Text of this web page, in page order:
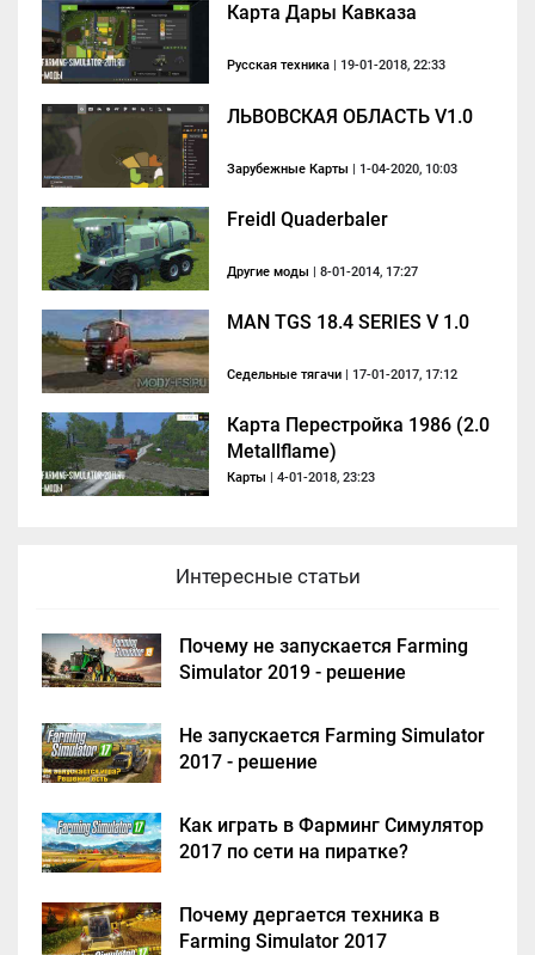
Карта Дары Кавказа
Русская техника | 19-01-2018, 22:33
ЛЬВОВСКАЯ ОБЛАСТЬ V1.0
Зарубежные Карты | 1-04-2020, 10:03
Freidl Quaderbaler
Другие моды | 8-01-2014, 17:27
MAN TGS 18.4 SERIES V 1.0
Седельные тягачи | 17-01-2017, 17:12
Карта Перестройка 1986 (2.0
Metallflame)
Карты | 4-01-2018, 23:23
Интересные статьи
Почему не запускается Farming
Simulator 2019 - решение
Не запускается Farming Simulator
2017 - решение
Как играть в Фарминг Симулятор
2017 по сети на пиратке?
Почему дергается техника в
Farming Simulator 2017